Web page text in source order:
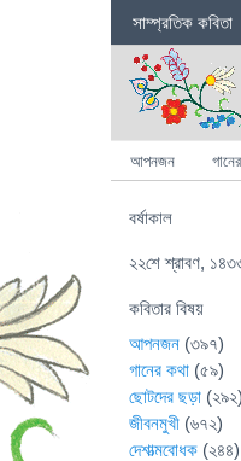
Sections
সাম্প্রতিক কবিতা
Categories
আপনজন
বর্ষাকাল
২২শে শ্রাবণ, ১৪৩৩
কবিতার বিষয়
আপনজন (৩৯৭)
গানের কথা (৫৯)
ছোটদের ছড়া (২৯২)
জীবনমুখী (৬৭২)
দেশাত্মবোধক (২৪৪)